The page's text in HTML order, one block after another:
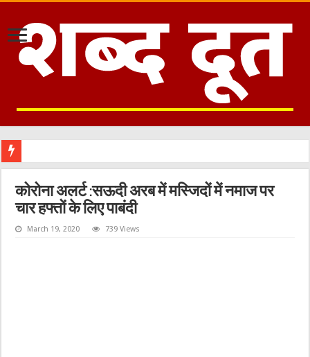
कोरोना अलर्ट :सऊदी अरब में मस्जिदों में नमाज पर
चार हफ्तों के लिए पाबंदी
March 19, 2020 739 Views